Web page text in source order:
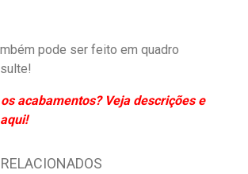
pode ser feito em quadro
acabamentos? Veja descrições e